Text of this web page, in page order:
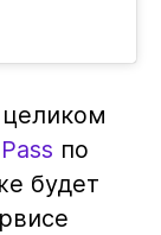
по
будет